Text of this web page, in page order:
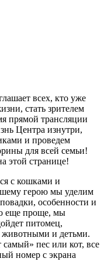
всех, кто уже
стать зрителем
прямой трансляции
Центра изнутри,
и проведем
для всей семьи!
этой странице!
с кошками и
герою мы уделим
особенности и
еще проще, мы
питомец,
животными и детьми.
пес или кот, все
номер с экрана